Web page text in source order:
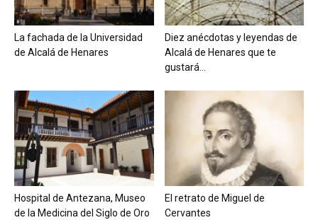
La fachada de la Universidad
de Alcalá de Henares
Diez anécdotas y leyendas de
Alcalá de Henares que te
gustará...
Hospital de Antezana, Museo
de la Medicina del Siglo de Oro
El retrato de Miguel de
Cervantes